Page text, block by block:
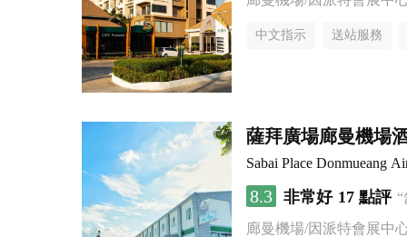
中文指示 送站服務
薩拜廣場廊曼機場
Sabai Place Donmueang
8.3 非常好 17 點評
廊曼機場/因派特會展中